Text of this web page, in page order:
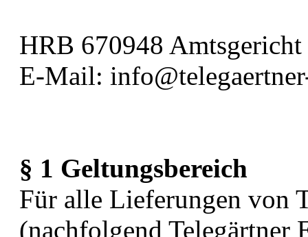
HRB 670948
E-Mail:
§ 1 Geltungsbereich
Für alle Lieferungen von
(nachfolgend Telegärtner